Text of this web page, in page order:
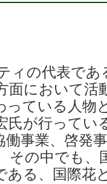
ィの代表であ
面において活
っている人物
氏が行ってい
働事業、啓発
その中でも、
ある、国際花